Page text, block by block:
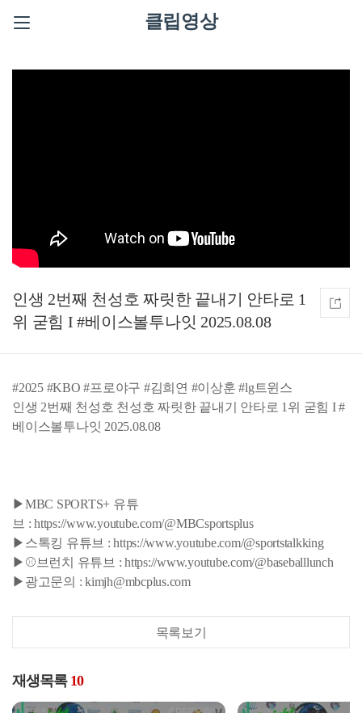
클립영상
인생 2번째 천성호 짜릿한 끝내기 안타로 1
위 굳힘 I #베이스볼투나잇 2025.08.08
#2025 #KBO #프로야구 #김희연 #이상훈 #lg트윈스
인생 2번째 천성호 천성호 짜릿한 끝내기 안타로 1위 굳힘 I #
베이스볼투나잇 2025.08.08
▶MBC SPORTS+ 유튜
브 : https://www.youtube.com/@MBCsportsplus
▶스톡킹 유튜브 : https://www.youtube.com/@sportstalkking
▶⚾브런치 유튜브 : https://www.youtube.com/@baseballlunch
▶광고문의 : kimjh@mbcplus.com
목록보기
재생목록 10